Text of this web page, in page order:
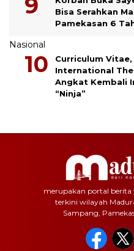
Bisa Serahkan
Pamekasan 6
Nasional
Curriculum
International
Angkat Kembali
“Ninja”
merupakan portal
terkini wilayah
Sampang,